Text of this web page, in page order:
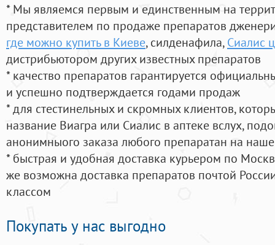
* Мы являемся первым и единственным на
представителем по продаже препаратов
где можно купить в Киеве, силденафила, Сиалис
дистрибьютором других известных препаратов
* качество препаратов гарантируется
и успешно подтверждается годами продаж
* для стестинельных и скромных клиентов,
название Виагра или Сиалис в аптеке вслух,
анонимныого заказа любого препаратан на
* быстрая и удобная доставка курьером по
же возможна доставка препаратов почтой
классом
Покупать у нас выгодно